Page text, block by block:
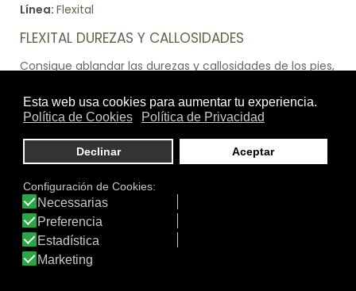
Línea: Flexital
FLEXITAL DUREZAS Y CALLOSIDADES
Consigue ablandar las durezas y callosidades de los pies,
días. Humectante que ofrece hidratación sostenida
para reblandecer durezas y callosidades. Sistema único
de penetración multicapa para conseguir una
exfoliación suave en los diferentes estratos de la piel,
diferente peso molecular.
Ver producto